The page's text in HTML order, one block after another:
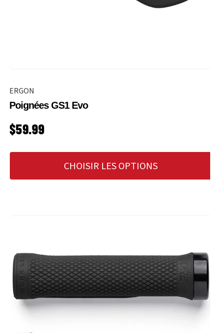
ERGON
Poignées GS1 Evo
PRIX HABITUEL
$59.99
CHOISIR LES OPTIONS